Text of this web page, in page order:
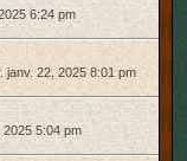
6:24 pm
janv. 22, 2025 8:01 pm
2025 5:04 pm